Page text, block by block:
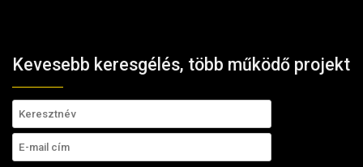
Kevesebb keresgélés, több működő projekt